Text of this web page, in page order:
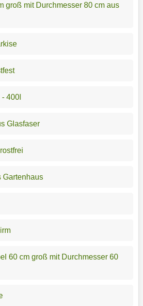
groß mit Durchmesser 80 cm aus
400l
Glasfaser
Gartenhaus
60 cm groß mit Durchmesser 60